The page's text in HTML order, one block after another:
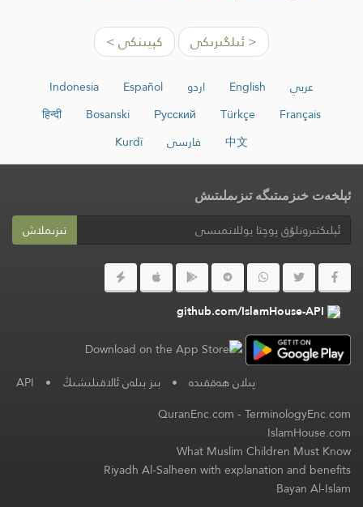
< ئىلگىرىكى كېيىنكى >
عربي English اردو Español
Indonesia
Français
Türkçe
Русский
Bosanski
हिन्दी
中文
فارسی Kurdî
ئېلخەت خىزمىتىگە تىزىملىتىش
تىزىملاش
github.com/IslamHouse-API
پىلان ھەققىدە • بىز بىلەن ئالاقىلىشىڭ •
API
QuranEnc.com-TerminologyEnc.com
IslamHouse.com
What Muslim Children Must Know
Riyadh Al-Salheen with explanation and benefits
Bayan Al-Islam